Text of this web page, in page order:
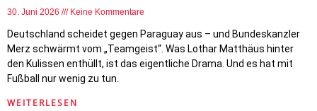
30. Juni 2026 Keine Kommentare
Deutschland scheidet gegen Paraguay aus – und Bundeskanzler
Merz schwärmt vom „Teamgeist“. Was Lothar Matthäus hinter
den Kulissen enthüllt, ist das eigentliche Drama. Und es hat mit
Fußball nur wenig zu tun.
WEITERLESEN